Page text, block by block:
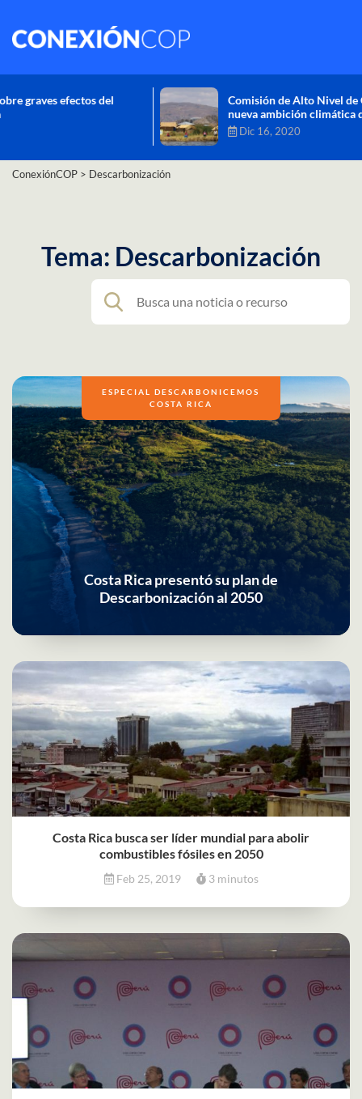
Comisión de Alto Nivel de Cambio Climático aprueba
nueva ambición climática del Perú
ConexiónCOP > Descarbonización
Tema: Descarbonización
ESPECIAL DESCARBONICEMOS
COSTA RICA
Costa Rica presentó su plan de
Descarbonización al 2050
Costa Rica busca ser líder mundial para abolir
combustibles fósiles en 2050
Feb 25, 2019 3 minutos